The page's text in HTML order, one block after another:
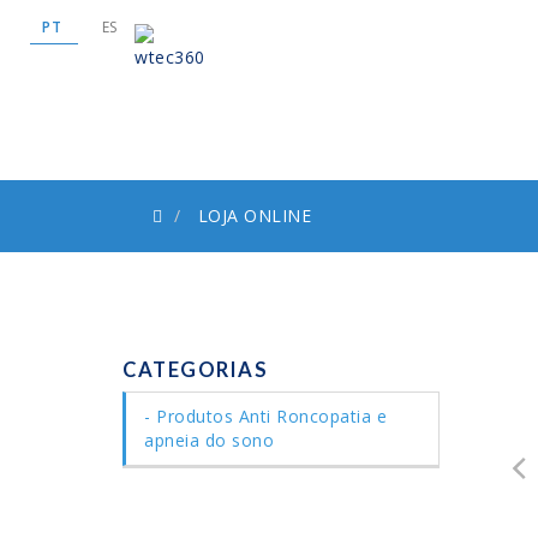
PT ES
LOJA ONLINE
CATEGORIAS
Produtos Anti Roncopatia e
apneia do sono